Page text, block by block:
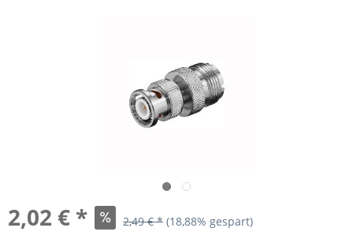
2,02 € * 2,49 € * (18,88% gespart)